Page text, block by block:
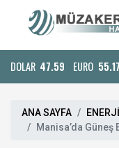
DOLAR 47.59 EURO 55.17
ANA SAYFA
ENERJİ
Manisa’da